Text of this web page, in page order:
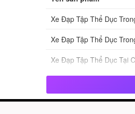
Xe Đạp Tập Thể Dục
Xe Đạp Tập Thể Dục
Xe Đạp Tập Thể Dục Tại
Xe Đạp Thể Thao Tập